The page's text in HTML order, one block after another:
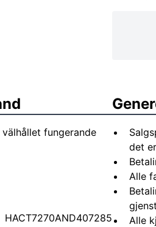
fungerande
HACT7270AND407285
det
Alle
Alle